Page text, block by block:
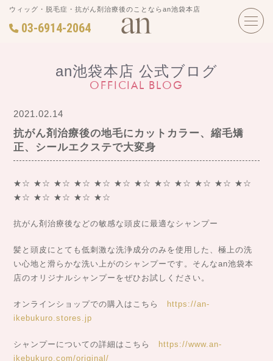
ウィッグ・脱毛症・抗がん剤治療後のことならan池袋本店
03-6914-2064
OFFICIAL BLOG
an池袋本店 公式ブログ
2021.02.14
抗がん剤治療後の地毛にカットカラー、縮毛矯
正、シールエクステで大変身
★☆ ★☆ ★☆ ★☆ ★☆ ★☆ ★☆ ★☆ ★☆ ★☆ ★☆ ★☆
★☆ ★☆ ★☆ ★☆ ★☆
抗がん剤治療後などの敏感な頭皮に最適なシャンプー
髪と頭皮にとても低刺激な洗浄成分のみを使用した、極上の洗
い心地と滑らかな洗い上がのシャンプーです。そんなan池袋本
店のオリジナルシャンプーをぜひお試しください。
オンラインショップでの購入はこちら https://an-
ikebukuro.stores.jp
シャンプーについての詳細はこちら https://www.an-
ikebukuro.com/original/